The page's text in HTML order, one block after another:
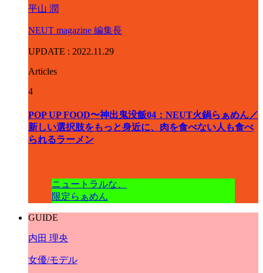
平山 潤
NEUT magazine 編集長
UPDATE : 2022.11.29
Articles
4
POP UP FOOD〜神出鬼没飯04：NEUT火鍋らぁめん／
新しい選択肢をもっと身近に、肉を食べない人も食べ
られるラーメン
ニュートラルな、
限定らぁめん
GUIDE
内田 理央
女優/モデル